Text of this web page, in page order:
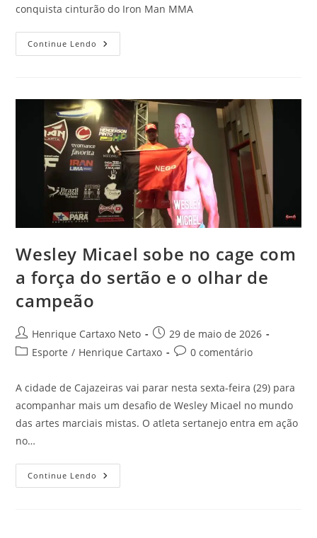
conquista cinturão do Iron Man MMA
Continue Lendo
Wesley Micael sobe no cage com
a força do sertão e o olhar de
campeão
Henrique Cartaxo Neto
29 de maio de 2026
Esporte / Henrique Cartaxo 0 comentário
A cidade de Cajazeiras vai parar nesta sexta-feira (29) para
acompanhar mais um desafio de Wesley Micael no mundo
das artes marciais mistas. O atleta sertanejo entra em ação
no…
Continue Lendo